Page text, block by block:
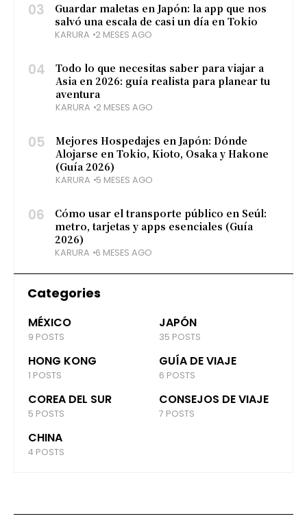
03
Guardar maletas en Japón: la app que nos
salvó una escala de casi un día en Tokio
KARURA 2 MESES AGO
04
Todo lo que necesitas saber para viajar a
Asia en 2026: guía realista para planear tu
aventura
KARURA 2 MESES AGO
05
Mejores Hospedajes en Japón: Dónde
Alojarse en Tokio, Kioto, Osaka y Hakone
(Guía 2026)
KARURA 5 MESES AGO
06
Cómo usar el transporte público en Seúl:
metro, tarjetas y apps esenciales (Guía
2026)
KARURA 6 MESES AGO
Categories
MÉXICO
9 POSTS
JAPÓN
35 POSTS
HONG KONG
1 POSTS
GUÍA DE VIAJE
6 POSTS
COREA DEL SUR
5 POSTS
CONSEJOS DE VIAJE
7 POSTS
CHINA
4 POSTS